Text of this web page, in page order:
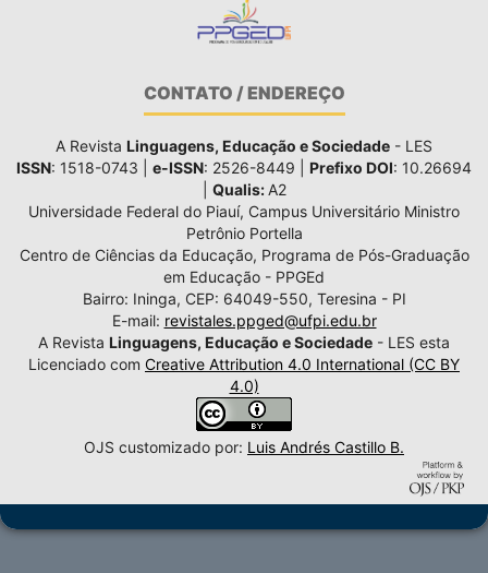
CONTATO / ENDEREÇO
A Revista Linguagens, Educação e Sociedade - LES
ISSN: 1518-0743 | e-ISSN: 2526-8449 | Prefixo DOI: 10.26694
Qualis: A2
Universidade Federal do Piauí, Campus Universitário Ministro
Petrônio Portella
Centro de Ciências da Educação, Programa de Pós-Graduação
em Educação - PPGEd
Bairro: Ininga, CEP: 64049-550, Teresina - PI
E-mail: revistales.ppged@ufpi.edu.br
A Revista Linguagens, Educação e Sociedade - LES esta
Licenciado com Creative Attribution 4.0 International (CC BY
4.0)
OJS customizado por: Luis Andrés Castillo B.